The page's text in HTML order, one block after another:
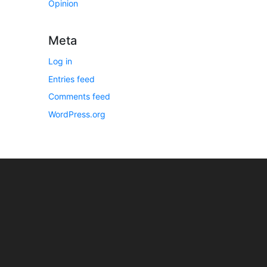
Opinion
Meta
Log in
Entries feed
Comments feed
WordPress.org